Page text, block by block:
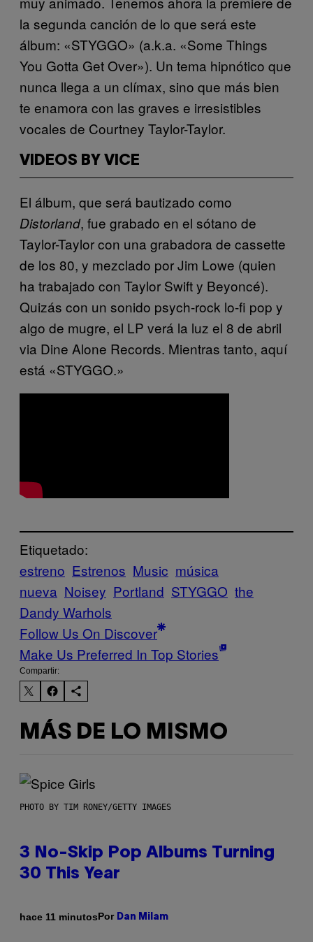
la segunda canción de lo que será este
álbum: «STYGGO» (a.k.a. «Some Things
You Gotta Get Over»). Un tema hipnótico que
nunca llega a un clímax, sino que más bien
te enamora con las graves e irresistibles
vocales de Courtney Taylor-Taylor.
VIDEOS BY VICE
El álbum, que será bautizado como
Distorland, fue grabado en el sótano de
Taylor-Taylor con una grabadora de cassette
de los 80, y mezclado por Jim Lowe (quien
ha trabajado con Taylor Swift y Beyoncé).
Quizás con un sonido psych-rock lo-fi pop y
algo de mugre, el LP verá la luz el 8 de abril
via Dine Alone Records. Mientras tanto, aquí
está «STYGGO.»
Etiquetado:
estreno Estrenos Music música
nueva Noisey Portland STYGGO the
Dandy Warhols
Follow Us On Discover
Make Us Preferred In Top Stories
Compartir:
MÁS DE LO MISMO
PHOTO BY TIM RONEY/GETTY IMAGES
3 No-Skip Pop Albums Turning
30 This Year
hace 11 minutosPor Dan Milam